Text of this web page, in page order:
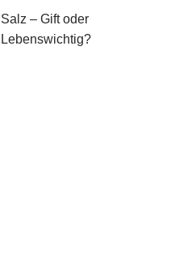
Salz – Gift oder
Lebenswichtig?